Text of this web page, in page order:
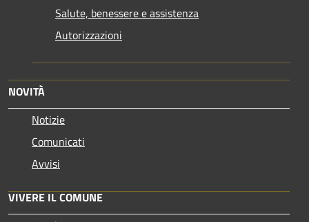
Salute, benessere e assistenza
Autorizzazioni
NOVITÀ
Notizie
Comunicati
Avvisi
VIVERE IL COMUNE